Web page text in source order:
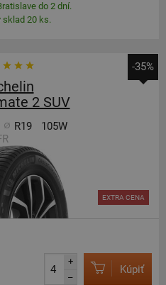
do 2 dní.
sklad 20 ks.
-35%
2 SUV
R19
105W
EXTRA CENA
+
–
Kúpiť